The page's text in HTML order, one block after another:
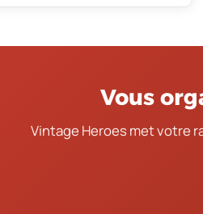
Vous
Vintage Heroes met votre